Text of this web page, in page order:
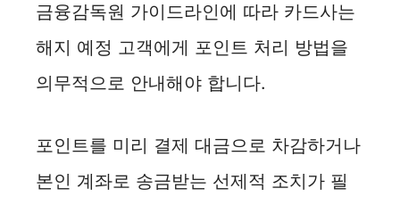
금융감독원 가이드라인에 따라 카드사는
해지 예정 고객에게 포인트 처리 방법을
의무적으로 안내해야 합니다.
포인트를 미리 결제 대금으로 차감하거나
본인 계좌로 송금받는 선제적 조치가 필